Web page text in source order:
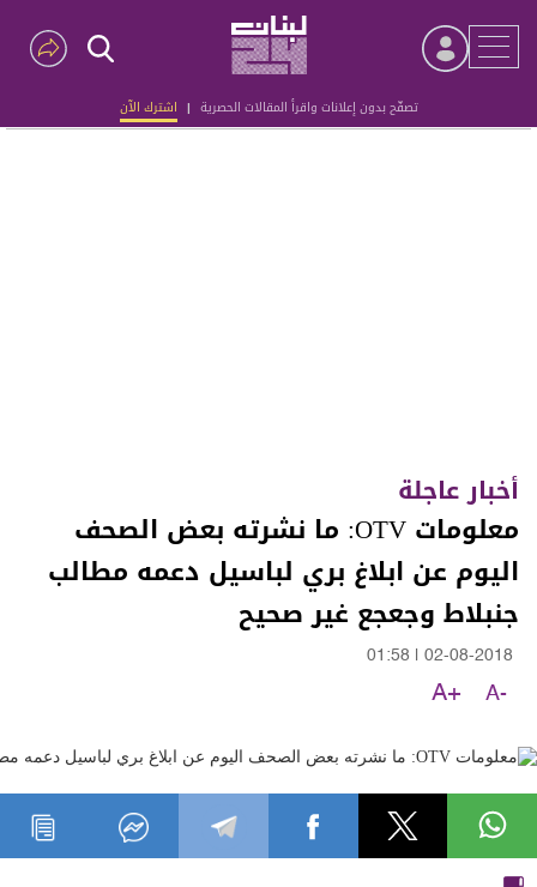
تصفّح بدون إعلانات واقرأ المقالات الحصرية | اشترك الآن
Advertisement
أخبار عاجلة
معلومات OTV: ما نشرته بعض الصحف
اليوم عن ابلاغ بري لباسيل دعمه مطالب
جنبلاط وجعجع غير صحيح
02-08-2018
01:58
A-
A+